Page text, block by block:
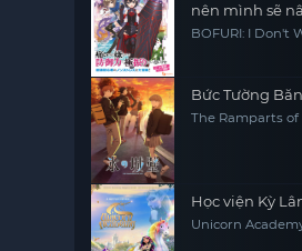
nên mình sẽ
phòng ngự -
BOFURI: I Don't
Bức Tường
The Ramparts of
Học viện Kỳ
Unicorn